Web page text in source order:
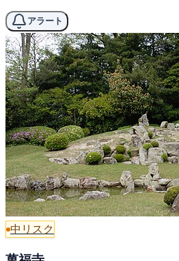
アラート
中リスク